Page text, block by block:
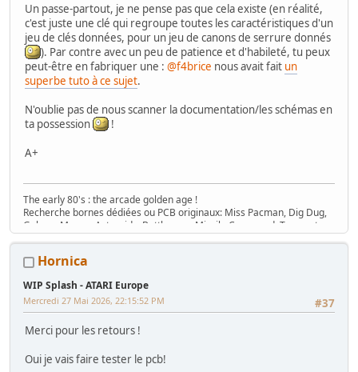
Un passe-partout, je ne pense pas que cela existe (en réalité,
c'est juste une clé qui regroupe toutes les caractéristiques d'un
jeu de clés données, pour un jeu de canons de serrure donnés
). Par contre avec un peu de patience et d'habileté, tu peux
peut-être en fabriquer une : @f4brice nous avait fait un
superbe tuto à ce sujet.
N'oublie pas de nous scanner la documentation/les schémas en
ta possession
!
A+
The early 80's : the arcade golden age !
Recherche bornes dédiées ou PCB originaux: Miss Pacman, Dig Dug,
Galaga, Mappy, Asteroids, Battlezone, Missile Command, Tempest,
Star Wars, Donkey Kong (+ Jr), Mario Bros, Moon Patrol, Defender,
Gottlieb des années 80 (Spirit, Amazon Hunt, ...), Baby Pac Man.
Divers : Ice Cold Beer =>
Ma séance sur le divan: c'est grave Docteur ?
Magaming room, mastorage room
Hornica
WIP Splash - ATARI Europe
#37
Mercredi 27 Mai 2026, 22:15:52 PM
Merci pour les retours !
Oui je vais faire tester le pcb!